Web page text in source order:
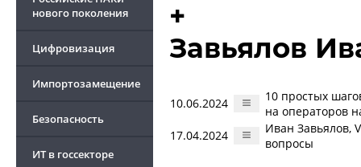
нового поколения
Цифровизация
Импортозамещение
Безопасность
ИТ в госсекторе
+
Завьялов
10.06.2024
10 простых
на операторов
17.04.2024
Иван Завьялов,
вопросы